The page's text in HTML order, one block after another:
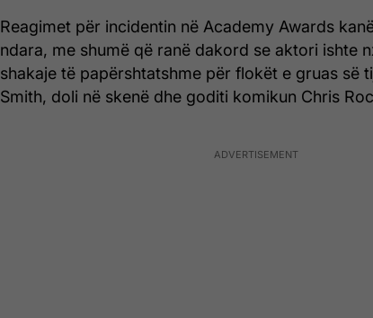
Reagimet për incidentin në Academy Awards
ndara, me shumë që ranë dakord se aktori ishte
shakaje të papërshtatshme për flokët e gruas së
Smith, doli në skenë dhe goditi komikun Chris